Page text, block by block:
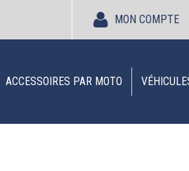
MON COMPTE
ACCESSOIRES PAR MOTO